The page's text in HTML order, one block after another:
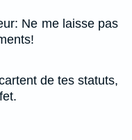
Ne me laisse pas
de tes statuts,